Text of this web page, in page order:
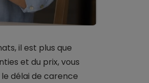
il est plus que
et du prix, vous
délai de carence